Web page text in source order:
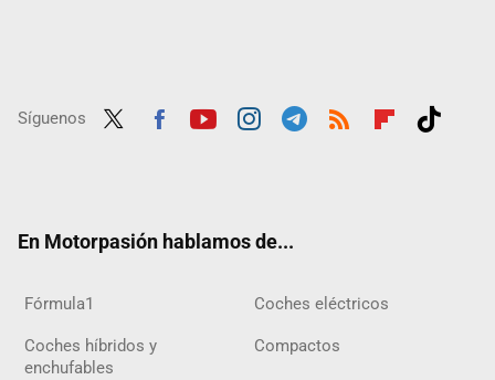
Síguenos
En Motorpasión hablamos de...
Fórmula1 Coches eléctricos
Coches híbridos y
enchufables
Compactos